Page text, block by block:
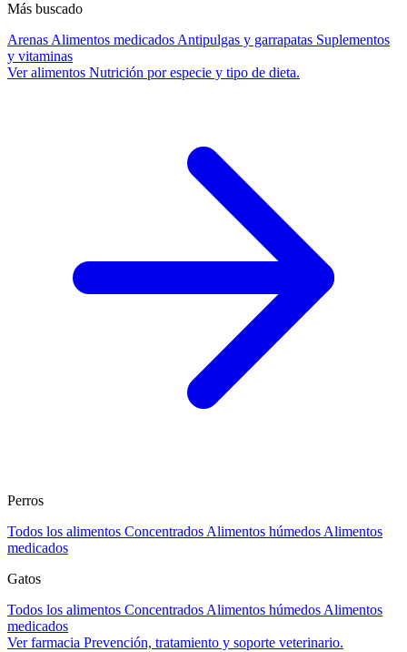
Más buscado
Arenas Alimentos medicados Antipulgas y garrapatas Suplementos
y vitaminas
Ver alimentos Nutrición por especie y tipo de dieta.
Perros
Todos los alimentos Concentrados Alimentos húmedos Alimentos
medicados
Gatos
Todos los alimentos Concentrados Alimentos húmedos Alimentos
medicados
Ver farmacia Prevención, tratamiento y soporte veterinario.